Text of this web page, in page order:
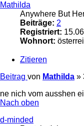
Mathilda
Anywhere But
Beiträge: 2
Registriert:
Wohnort:
Zitieren
Beitrag von Mathilda »
ne nich vom ausshen
Nach oben
d-minded